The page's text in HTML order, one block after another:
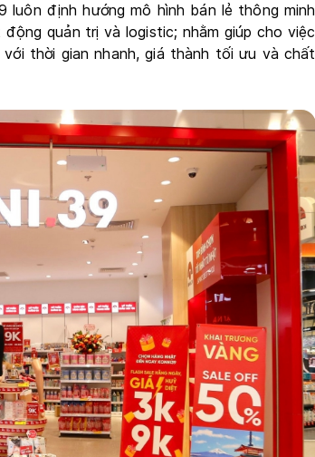
luôn định hướng mô hình bán lẻ thông minh
quản trị và logistic; nhằm giúp cho việc
thời gian nhanh, giá thành tối ưu và chất